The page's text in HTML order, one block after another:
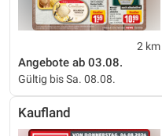
2 km
Angebote ab 03.08.
Gültig bis Sa. 08.08.
Kaufland